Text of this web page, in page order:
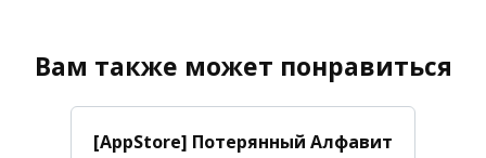
Вам также может понравиться
[AppStore] Потерянный Алфавит